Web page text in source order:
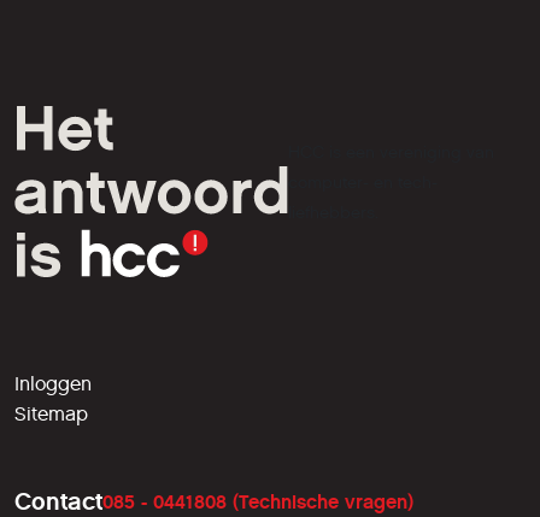
liefhebbers.
Inloggen
Sitemap
Contact085 - 0441808 (Technische vragen)